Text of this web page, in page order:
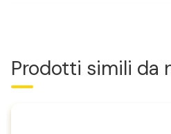
Prodotti simili da